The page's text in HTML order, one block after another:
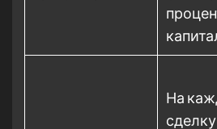
На
сделку